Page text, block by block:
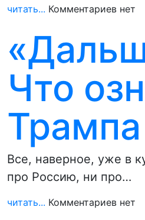
читать... Комментариев нет
Что
Все, наверное, уже в
про Россию, ни про…
читать... Комментариев нет